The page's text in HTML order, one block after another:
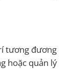
tương đương
hoặc quản lý